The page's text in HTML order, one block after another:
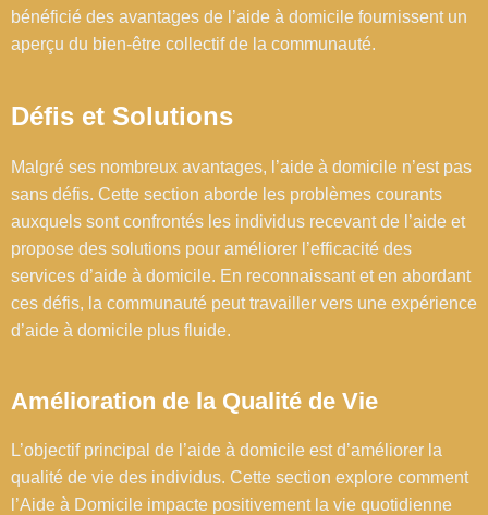
bénéficié des avantages de l’aide à domicile fournissent un
aperçu du bien-être collectif de la communauté.
Défis et Solutions
Malgré ses nombreux avantages, l’aide à domicile n’est pas
sans défis. Cette section aborde les problèmes courants
auxquels sont confrontés les individus recevant de l’aide et
propose des solutions pour améliorer l’efficacité des
services d’aide à domicile. En reconnaissant et en abordant
ces défis, la communauté peut travailler vers une expérience
d’aide à domicile plus fluide.
Amélioration de la Qualité de Vie
L’objectif principal de l’aide à domicile est d’améliorer la
qualité de vie des individus. Cette section explore comment
l’Aide à Domicile impacte positivement la vie quotidienne